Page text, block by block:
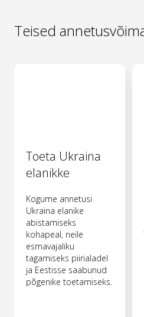
Teised
Toeta Ukraina
elanikke
Kogume annetusi
Ukraina elanike
abistamiseks
kohapeal, neile
esmavajaliku
tagamiseks piirialadel
ja Eestisse saabunud
põgenike toetamiseks.